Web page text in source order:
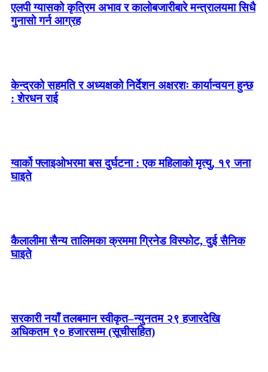
एलपी ग्यासको कृत्रिम अभाव र कालोबजारीबारे मन्त्रालयमा सिधै
गुनासो गर्न आग्रह
केन्द्रको सहमति र अध्यक्षको निर्देशन अक्षरशः कार्यान्वयन हुन्छ
: शेरधन राई
ग्वार्को फ्लाइओभरमा बस दुर्घटना : एक महिलाको मृत्यु, १९ जना
घाइते
कैलालीमा सैन्य तालिमका क्रममा ग्रिनेड विस्फोट, दुई सैनिक
घाइते
सरकारी नयाँ तलबमान स्वीकृत–न्युनतम २९ हजारदेखि
अधिकतम ९० हजारसम्म (सूचीसहित)